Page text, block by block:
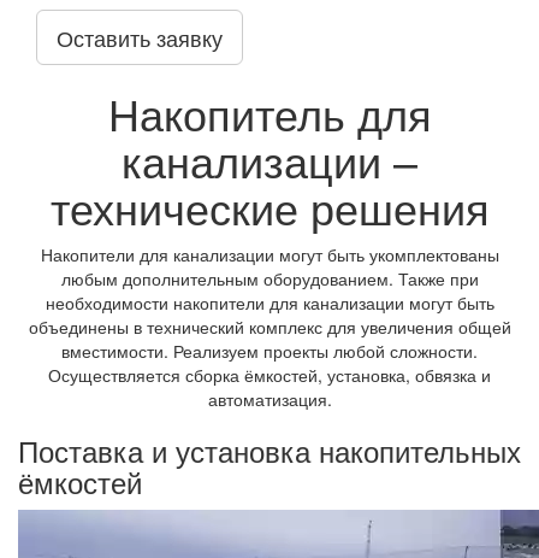
Оставить заявку
Накопитель для
канализации –
технические решения
Накопители для канализации могут быть укомплектованы
любым дополнительным оборудованием. Также при
необходимости накопители для канализации могут быть
объединены в технический комплекс для увеличения общей
вместимости. Реализуем проекты любой сложности.
Осуществляется сборка ёмкостей, установка, обвязка и
автоматизация.
Поставка и установка накопительных
ёмкостей